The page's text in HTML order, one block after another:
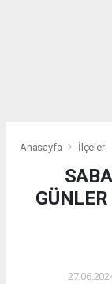
Anasayfa İlçeler